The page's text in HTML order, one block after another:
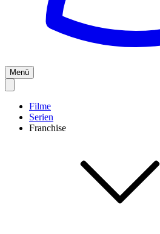
Menü
Filme
Serien
Franchise